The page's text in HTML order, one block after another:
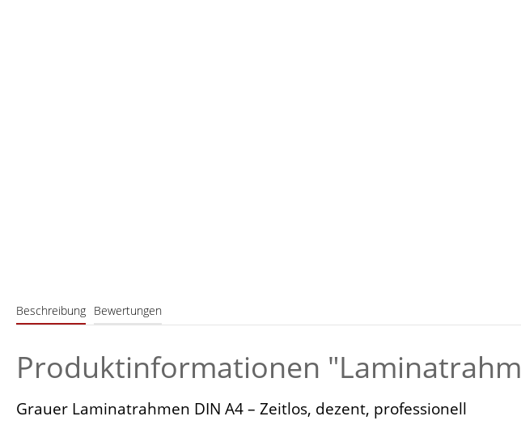
Beschreibung Bewertungen
Produktinformationen
Grauer Laminatrahmen DIN A4 – Zeitlos, dezent, professionell